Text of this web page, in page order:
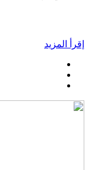
إقرأ المزيد